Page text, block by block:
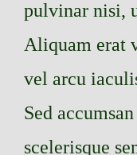
pulvinar nisi,
Aliquam erat
vel arcu
Sed
scelerisque